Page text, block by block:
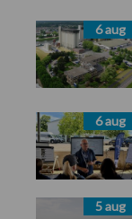
6 aug
6 aug
5 aug